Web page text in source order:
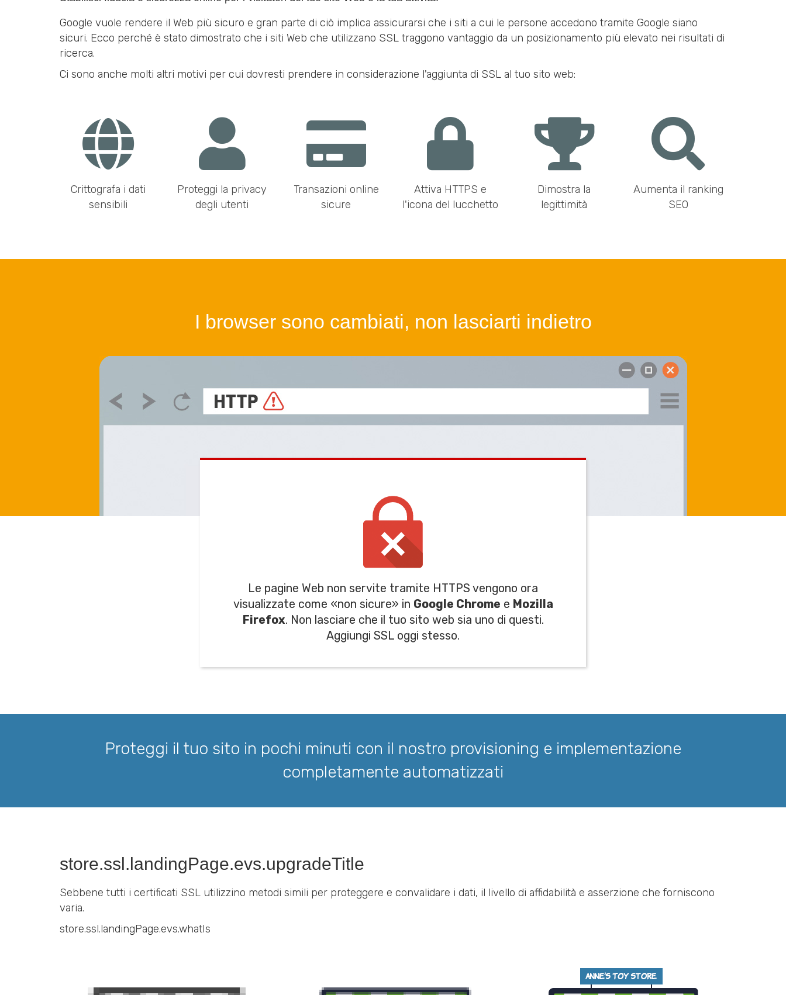
Google vuole rendere il Web più sicuro e gran parte di ciò implica assicurarsi che i siti a cui le persone accedono tramite Google siano
sicuri. Ecco perché è stato dimostrato che i siti Web che utilizzano SSL traggono vantaggio da un posizionamento più elevato nei risultati di
ricerca.
Ci sono anche molti altri motivi per cui dovresti prendere in considerazione l'aggiunta di SSL al tuo sito web:
Crittografa i dati
sensibili
Proteggi la privacy
degli utenti
Transazioni online
sicure
Attiva HTTPS e
l'icona del lucchetto
Dimostra la
legittimità
Aumenta il ranking
SEO
I browser sono cambiati, non lasciarti indietro
Le pagine Web non servite tramite HTTPS vengono ora
visualizzate come «non sicure» in Google Chrome e Mozilla
Firefox. Non lasciare che il tuo sito web sia uno di questi.
Aggiungi SSL oggi stesso.
Proteggi il tuo sito in pochi minuti con il nostro provisioning e implementazione
completamente automatizzati
store.ssl.landingPage.evs.upgradeTitle
Sebbene tutti i certificati SSL utilizzino metodi simili per proteggere e convalidare i dati, il livello di affidabilità e asserzione che forniscono
varia.
store.ssl.landingPage.evs.whatIs